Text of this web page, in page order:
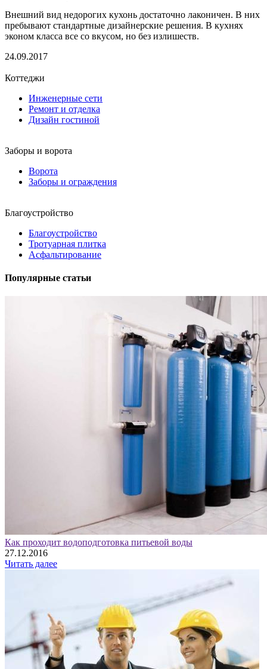
Внешний вид недорогих кухонь достаточно лаконичен. В них
пребывают стандартные дизайнерские решения. В кухнях
эконом класса все со вкусом, но без излишеств.
24.09.2017
Коттеджи
Инженерные сети
Ремонт и отделка
Дизайн гостиной
Заборы и ворота
Ворота
Заборы и ограждения
Благоустройство
Благоустройство
Тротуарная плитка
Асфальтирование
Популярные статьи
Как проходит водоподготовка питьевой воды
27.12.2016
Читать далее